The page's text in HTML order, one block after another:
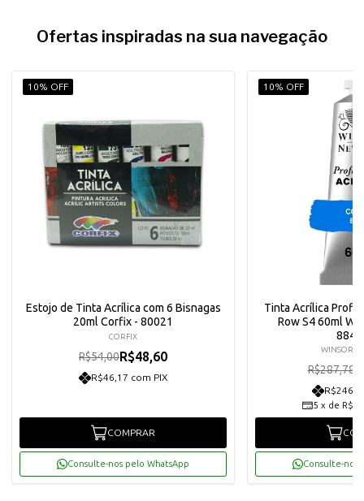
Ofertas inspiradas na sua navegação
10% OFF
Estojo de Tinta Acrílica com 6 Bisnagas
20ml Corfix - 80021
CORFIX
R$54,00R$48,60
R$46,17 com PIX
COMPRAR
Consulte-nos pelo WhatsApp
10% OFF
Tinta Acrílica
Row S4 60ml
WINSOR &
R$287,78
5 x de
Consulte-nos